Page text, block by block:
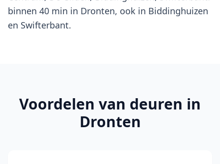
binnen 40 min in Dronten, ook in Biddinghuizen
en Swifterbant.
Voordelen van deuren in
Dronten